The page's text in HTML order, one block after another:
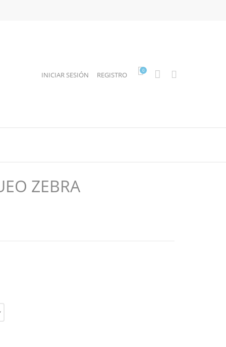
INICIAR SESIÓN REGISTRO
0
ZEBRA